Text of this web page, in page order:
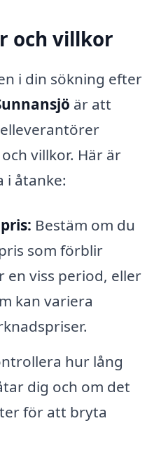
och villkor
i din sökning efter
är att
villkor. Här är
i åtanke:
Bestäm om du
som förblir
viss period, eller
kan variera
hur lång
dig och om det
för att bryta